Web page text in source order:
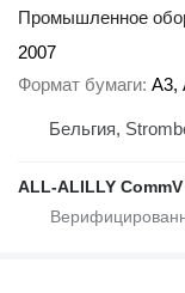
Промышленное
2007
Формат бумаги А3,
Бельгия,
ALL-ALILLY CommV